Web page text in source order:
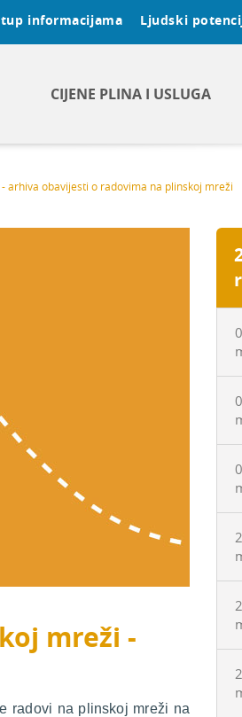
informacijama Ljudski
CIJENE PLINA I USLUGA
- arhiva obavijesti o radovima na plinskoj mreži
mreži -
radovi na plinskoj mreži na